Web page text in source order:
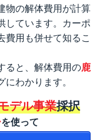
物の解体費用が計算
しています。カーポ
費用も併せて知るこ
ると、解体費用の鹿
わかります。
デル事業採択
を使って